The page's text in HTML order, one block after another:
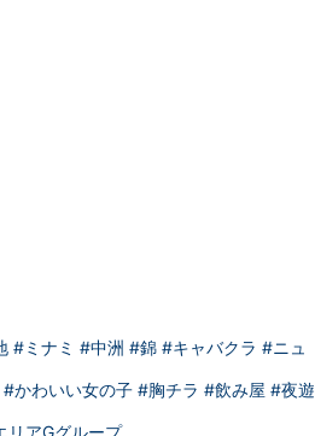
#ミナミ #中洲 #錦 #キャバクラ #ニュ
#かわいい女の子 #胸チラ #飲み屋 #夜遊
リアGグループ